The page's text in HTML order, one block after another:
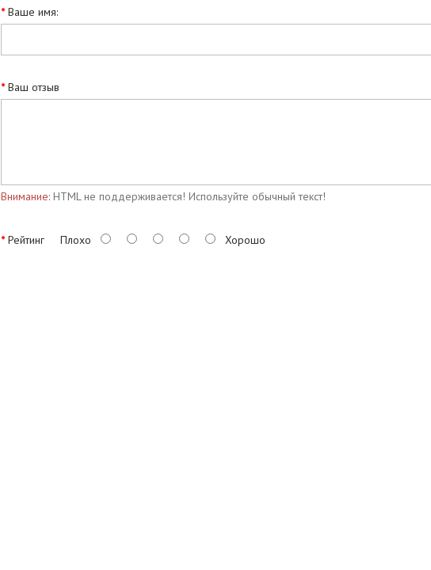
Ваше имя:
Ваш отзыв
Внимание:HTML не поддерживается! Используйте обычный текст!
РейтингПлохо Хорошо